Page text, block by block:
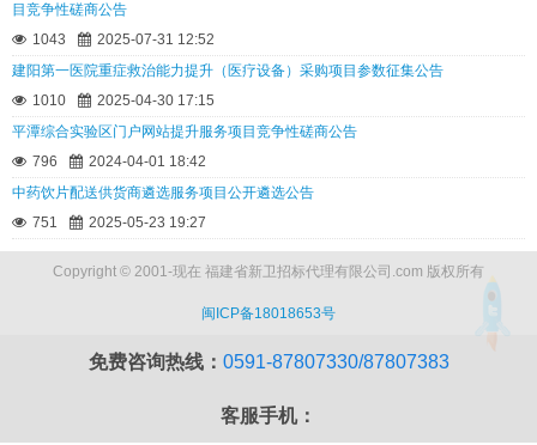
目竞争性磋商公告
1043
2025-07-31 12:52
建阳第一医院重症救治能力提升（医疗设备）采购项目参数征集公告
1010
2025-04-30 17:15
平潭综合实验区门户网站提升服务项目竞争性磋商公告
796
2024-04-01 18:42
中药饮片配送供货商遴选服务项目公开遴选公告
751
2025-05-23 19:27
Copyright © 2001-现在 福建省新卫招标代理有限公司.com 版权所有
闽ICP备18018653号
免费咨询热线： 0591-87807330/87807383
客服手机：